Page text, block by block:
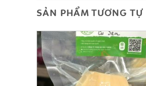
SẢN PHẨM TƯƠNG TỰ